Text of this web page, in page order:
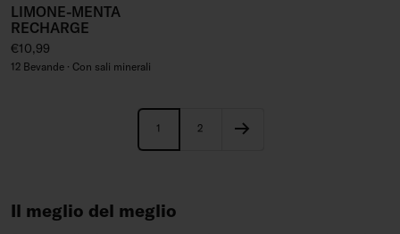
LIMONE-MENTA
RECHARGE
Prezzo regolare
€10,99
12 Bevande · Con sali minerali
1 2
Il meglio del meglio